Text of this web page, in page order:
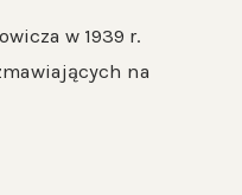
w 1939 r.
na